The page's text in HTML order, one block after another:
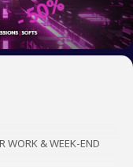
WORK & WEEK-END